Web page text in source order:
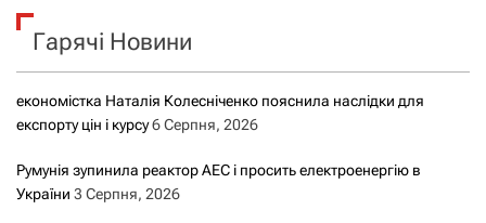
к
Гарячі Новини
економістка Наталія Колесніченко пояснила наслідки для
експорту цін і курсу6 Серпня, 2026
Румунія зупинила реактор АЕС і просить електроенергію в
України 3 Серпня, 2026